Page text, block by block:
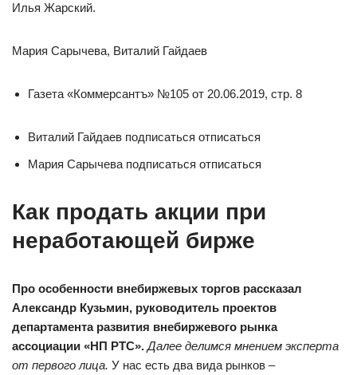
Илья Жарский.
Мария Сарычева, Виталий Гайдаев
Газета «Коммерсантъ» №105 от 20.06.2019, стр. 8
Виталий Гайдаев подписаться отписаться
Мария Сарычева подписаться отписаться
Как продать акции при
неработающей бирже
Про особенности внебиржевых торгов рассказал
Александр Кузьмин, руководитель проектов
департамента развития внебиржевого рынка
ассоциации «НП РТС». Далее делимся мнением эксперта
от первого лица. У нас есть два вида рынков –